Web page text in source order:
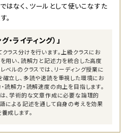
はなく、ツールとして使いこなすた
。
・ライティング）」
ラス分けを行います。上級クラスにお
用い、読解力と記述力を統合した高度
ベルのクラスでは、リーディング授業に
立し、多読や速読を重視した環境にお
読解力・読解速度の向上を目指します。
、学術的な文章作成に必要な論理的
による記述を通して自身の考えを効果
成します。